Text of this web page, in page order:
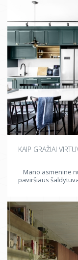
KAIP GRAŽIAI
Mano asmenine
paviršiaus